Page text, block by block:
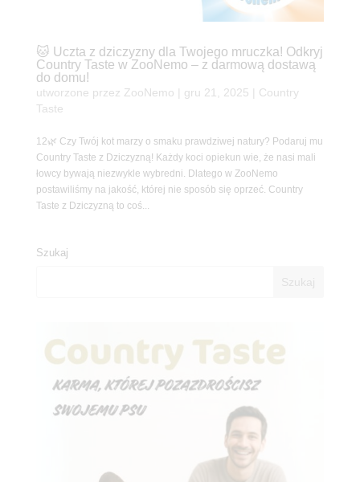
🐱 Uczta z dziczyzny dla Twojego mruczka! Odkryj
Country Taste w ZooNemo – z darmową dostawą
do domu!
utworzone przez ZooNemo gru 21, 2025
Country
Taste
12🌿 Czy Twój kot marzy o smaku prawdziwej natury? Podaruj mu
Country Taste z Dziczyzną! Każdy koci opiekun wie, że nasi mali
łowcy bywają niezwykle wybredni. Dlatego w ZooNemo
postawiliśmy na jakość, której nie sposób się oprzeć. Country
Taste z Dziczyzną to coś...
Szukaj